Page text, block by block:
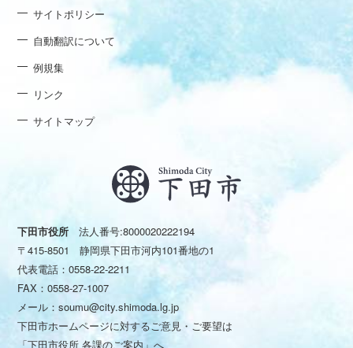
サイトポリシー
自動翻訳について
例規集
リンク
サイトマップ
下田市役所 法人番号:8000020222194
〒415-8501 静岡県下田市河内101番地の1
代表電話：0558-22-2211
FAX：0558-27-1007
メール：soumu@city.shimoda.lg.jp
下田市ホームページに対するご意見・ご要望は
「下田市役所 各課のご案内」へ